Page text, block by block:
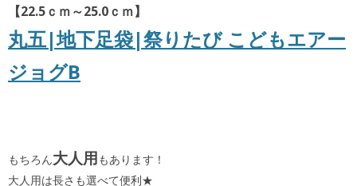
【22.5ｃｍ～25.0ｃｍ】
丸五|地下足袋|祭りたび こどもエアー
ジョグB
もちろん大人用もあります！
大人用は長さも選べて便利★